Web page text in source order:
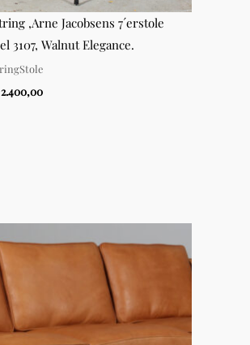
,Arne Jacobsens 7´erstole
3107, Walnut Elegance.